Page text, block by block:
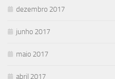
dezembro 2017
junho 2017
maio 2017
abril 2017